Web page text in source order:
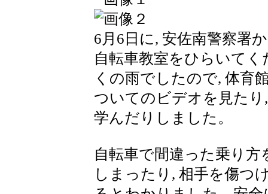
6月6日に, 安佐南警察署
自転車教室をひらいて
くの雨でしたので, 体育
ついてのビデオを見た
学んだりしました。
自転車で間違った乗り
しまったり, 相手を傷つ